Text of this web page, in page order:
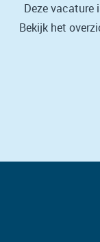
Deze vacature
Bekijk het